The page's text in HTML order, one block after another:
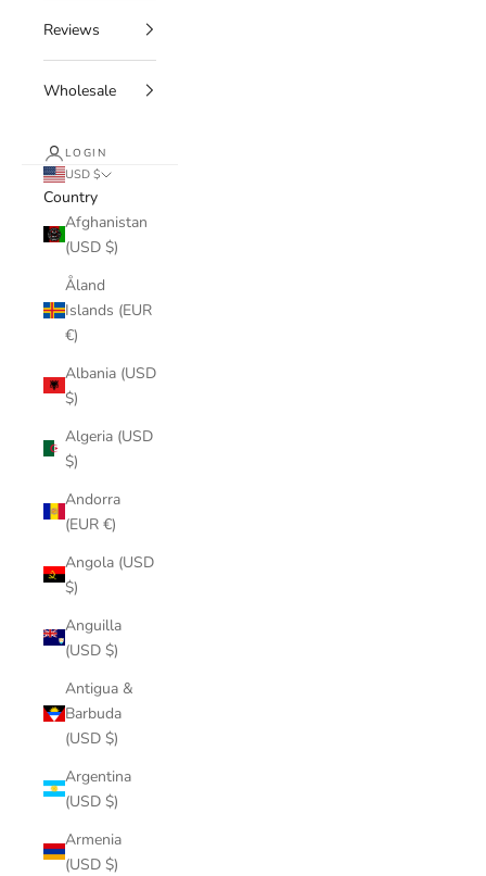
Reviews
Wholesale
LOGIN
USD $
Country
Afghanistan
(USD $)
Åland
Islands (EUR
€)
Albania (USD
$)
Algeria (USD
$)
Andorra
(EUR €)
Angola (USD
$)
Anguilla
(USD $)
Antigua &
Barbuda
(USD $)
Argentina
(USD $)
Armenia
(USD $)